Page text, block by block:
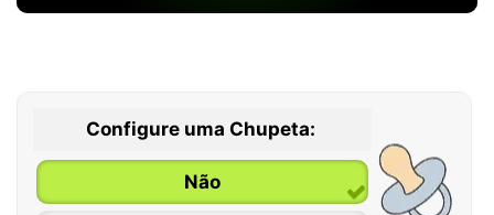
Configure uma Chupeta:
Não